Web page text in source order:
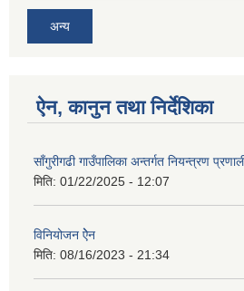
अन्य
ऐन, कानुन तथा निर्देशिका
साँगुरीगढी गाउँपालिका अन्तर्गत नियन्त्रण
मिति: 01/22/2025 - 12:07
विनियोजन ऐेन
मिति: 08/16/2023 - 21:34